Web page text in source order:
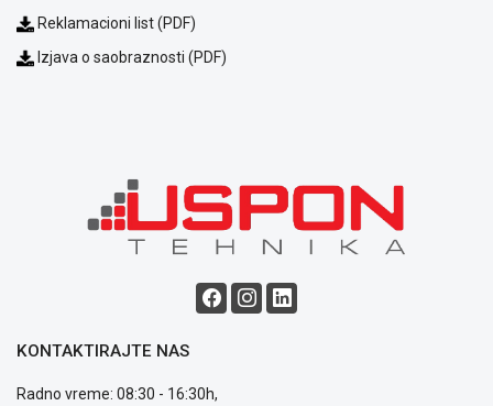
Reklamacioni list (PDF)
Izjava o saobraznosti (PDF)
KONTAKTIRAJTE NAS
Radno vreme: 08:30 - 16:30h,